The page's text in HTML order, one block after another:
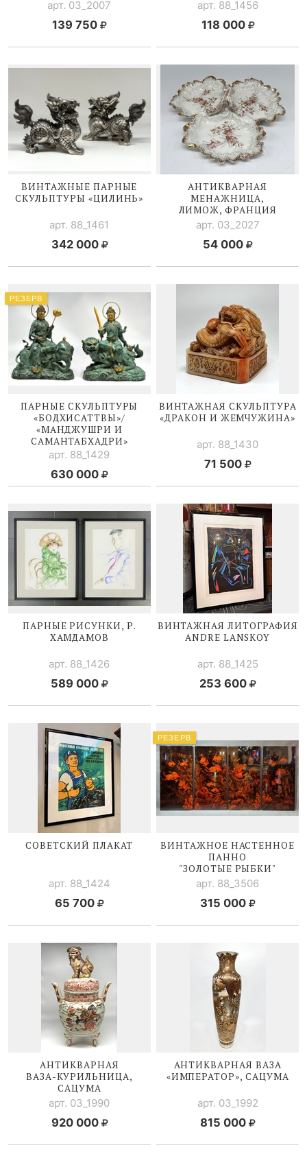
арт. 03_2007
139 750
арт. 88_1456
118 000
ВИНТАЖНЫЕ ПАРНЫЕ
СКУЛЬПТУРЫ «ЦИЛИНЬ»
арт. 88_1461
342 000
АНТИКВАРНАЯ
МЕНАЖНИЦА,
ЛИМОЖ, ФРАНЦИЯ
арт. 03_2027
54 000
ПАРНЫЕ СКУЛЬПТУРЫ
«БОДХИСАТТВЫ»/
«МАНДЖУШРИ И
САМАНТАБХАДРИ»
арт. 88_1429
630 000
РЕЗЕРВ
ВИНТАЖНАЯ СКУЛЬПТУРА
«ДРАКОН И ЖЕМЧУЖИНА»
арт. 88_1430
71 500
ПАРНЫЕ РИСУНКИ, Р.
ХАМДАМОВ
арт. 88_1426
589 000
ВИНТАЖНАЯ ЛИТОГРАФИЯ
ANDRE LANSKOY
арт. 88_1425
253 600
СОВЕТСКИЙ ПЛАКАТ
арт. 88_1424
65 700
ВИНТАЖНОЕ НАСТЕННОЕ
ПАННО
"ЗОЛОТЫЕ РЫБКИ"
арт. 88_3506
315 000
РЕЗЕРВ
АНТИКВАРНАЯ
ВАЗА-КУРИЛЬНИЦА,
САЦУМА
арт. 03_1990
920 000
АНТИКВАРНАЯ ВАЗА
«ИМПЕРАТОР», САЦУМА
арт. 03_1992
815 000